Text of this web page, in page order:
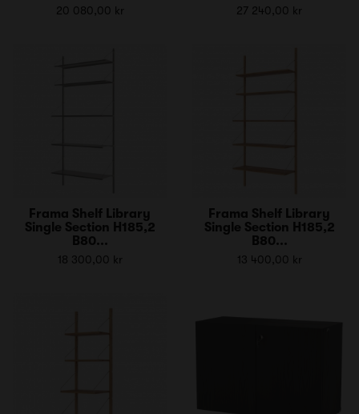
20 080,00 kr 27 240,00 kr
Frama Shelf Library
Single Section H185,2
B80...
18 300,00 kr
Frama Shelf Library
Single Section H185,2
B80...
13 400,00 kr